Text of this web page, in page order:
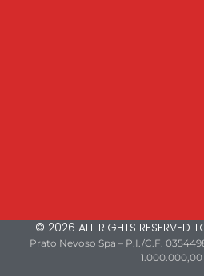
© 2026 ALL RIGHTS RESERVED
Prato Nevoso Spa – P.I./C.F.
1.000.000,00